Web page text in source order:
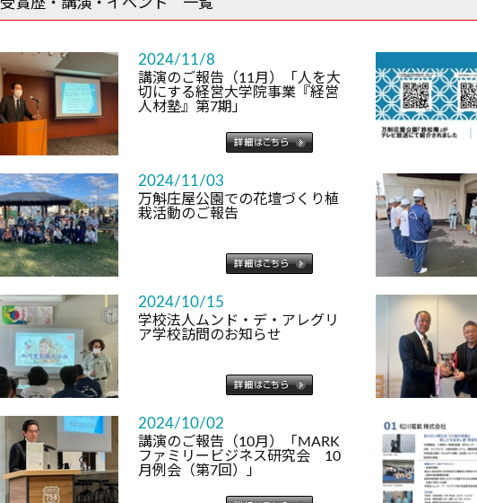
2024/11/8
講演のご報告（11月）「人を大
切にする経営大学院事業『経営
人材塾』第7期」
2024/11/03
万斛庄屋公園での花壇づくり植
栽活動のご報告
2024/10/15
学校法人ムンド・デ・アレグリ
ア学校訪問のお知らせ
2024/10/02
講演のご報告（10月）「MARK
ファミリービジネス研究会 10
月例会（第7回）」